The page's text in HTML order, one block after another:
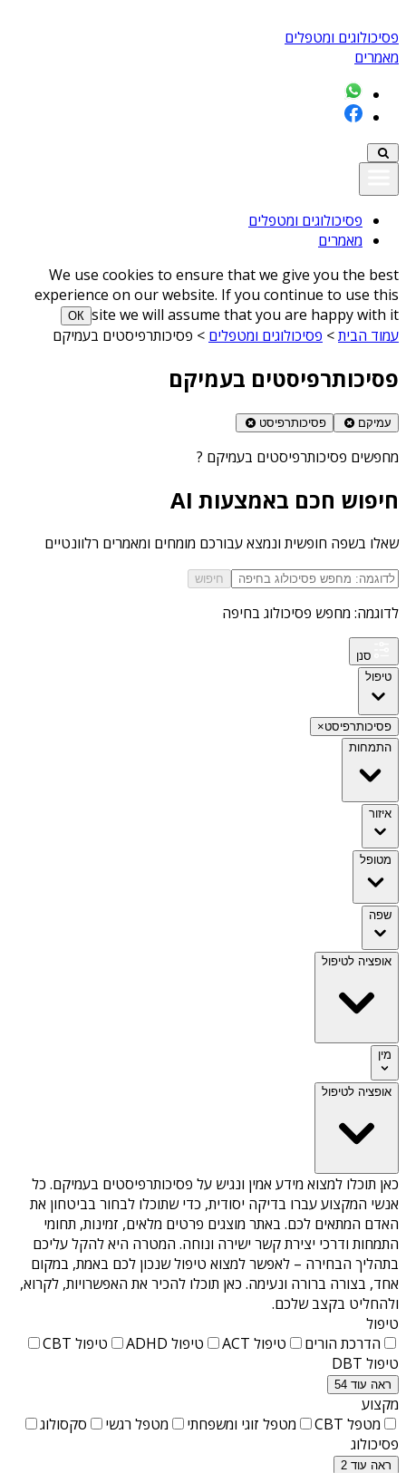
פסיכולוגים ומטפלים
מאמרים
פסיכולוגים ומטפלים
מאמרים
We use cookies to ensure that we give you the best
experience on our website. If you continue to use this
site we will assume that you are happy with it
ОК
עמוד הבית> פסיכולוגים ומטפלים > פסיכותרפיסטים בעמיקם
פסיכותרפיסטים בעמיקם
עמיקם פסיכותרפיסט
מחפשים פסיכותרפיסטים בעמיקם ?
חיפוש חכם באמצעות AI
שאלו בשפה חופשית ונמצא עבורכם מומחים ומאמרים רלוונטיים
חיפוש
לדוגמה: מחפש פסיכולוג בחיפה
סנן
טיפול
פסיכותרפיסט×
התמחות
איזור
מטופל
שפה
אופציה לטיפול
מין
אופציה לטיפול
כאן תוכלו למצוא מידע אמין ונגיש על פסיכותרפיסטים בעמיקם. כל
אנשי המקצוע עברו בדיקה יסודית, כדי שתוכלו לבחור בביטחון את
האדם המתאים לכם. באתר מוצגים פרטים מלאים, זמינות, תחומי
התמחות ודרכי יצירת קשר ישירה ונוחה. המטרה היא להקל עליכם
בתהליך הבחירה – לאפשר למצוא טיפול שנכון לכם באמת, במקום
אחד, בצורה ברורה ונעימה. כאן תוכלו להכיר את האפשרויות, לקרוא,
ולהחליט בקצב שלכם.
טיפול
הדרכת הורים
טיפול ACT טיפול ADHD
טיפול CBT
טיפול DBT
ראה עוד 54
מקצוע
מטפל CBT
מטפל זוגי ומשפחתי מטפל רגשי
סקסולוג
פסיכולוג
ראה עוד 2